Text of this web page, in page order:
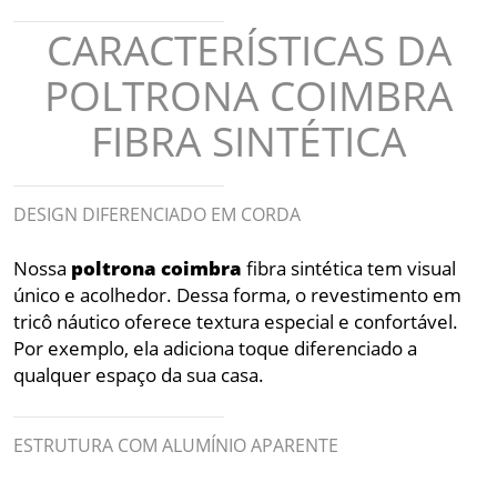
CARACTERÍSTICAS DA
POLTRONA COIMBRA
FIBRA SINTÉTICA
DESIGN DIFERENCIADO EM CORDA
Nossa poltrona coimbra fibra sintética tem visual
único e acolhedor. Dessa forma, o revestimento em
tricô náutico oferece textura especial e confortável.
Por exemplo, ela adiciona toque diferenciado a
qualquer espaço da sua casa.
ESTRUTURA COM ALUMÍNIO APARENTE